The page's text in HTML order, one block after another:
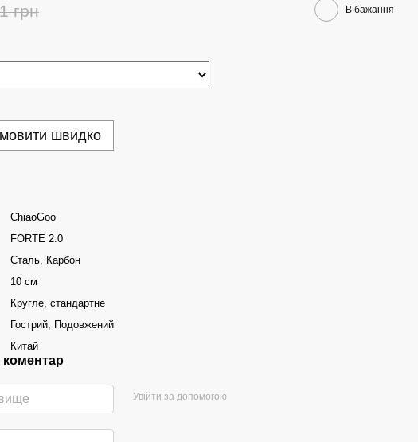
грн В бажання
швидко
ChiaoGoo
FORTE 2.0
Сталь, Карбон
10 см
Кругле, стандартне
Гострий, Подовжений
Китай
коментар
Увійти за допомогою